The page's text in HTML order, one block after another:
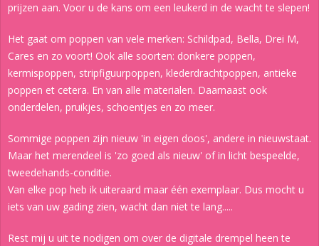
prijzen aan. Voor u de kans om een leukerd in de wacht te slepen!
Het gaat om poppen van vele merken: Schildpad, Bella, Drei M,
Cares en zo voort! Ook alle soorten: donkere poppen,
kermispoppen, stripfiguurpoppen, klederdrachtpoppen, antieke
poppen et cetera. En van alle materialen. Daarnaast ook
onderdelen, pruikjes, schoentjes en zo meer.
Sommige poppen zijn nieuw 'in eigen doos', andere in nieuwstaat.
Maar het merendeel is 'zo goed als nieuw' of in licht bespeelde,
tweedehands-conditie.
Van elke pop heb ik uiteraard maar één exemplaar. Dus mocht u
iets van uw gading zien, wacht dan niet te lang.....
Rest mij u uit te nodigen om over de digitale drempel heen te